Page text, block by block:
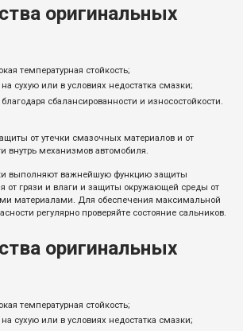
оригинальных
температурная стойкость;
сухую или в условиях недостатка смазки;
сбалансированности и износостойкости.
от утечки смазочных материалов и от
внутрь механизмов автомобиля.
выполняют важнейшую функцию защиты
от грязи и влаги и защиты окружающей среды от
материалами. Для обеспечения максимальной
регулярно проверяйте состояние сальников.
оригинальных
температурная стойкость;
сухую или в условиях недостатка смазки;